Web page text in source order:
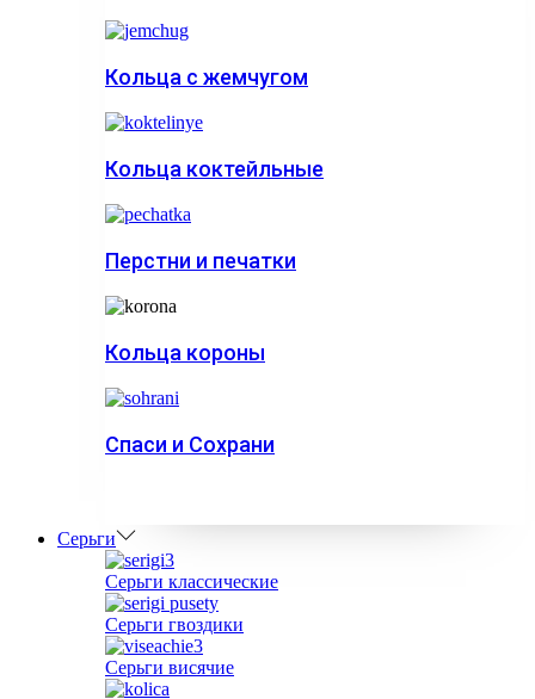
Кольца с жемчугом
Кольца коктейльные
Перстни и печатки
Кольца короны
Спаси и Сохрани
Серьги
Серьги классические
Серьги гвоздики
Серьги висячие